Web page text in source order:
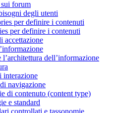
forum
degli utenti
per definire i contenuti
per definire i contenuti
accettazione
dell’informazione
interazione
navigazione
di contenuto (content type)
e standard
controllati e tassonomie